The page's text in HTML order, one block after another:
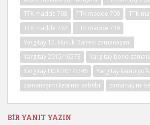
TTK madde 708
TTK madde 709
TTK
TTK madde 732
TTK madde 749
Yargıtay 12. Hukuk Dairesi zamanaşımı
Yargıtay 2015/16573
Yargıtay bono
Yargıtay HGK 2017/746
Yargıtay kambiyo
zamanaşımı kesilme sebebi
zamanaşımı
BIR YANIT YAZIN